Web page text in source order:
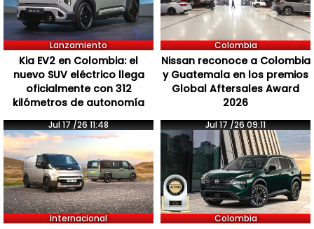
Lanzamiento
Kia EV2 en Colombia: el
nuevo SUV eléctrico llega
oficialmente con 312
kilómetros de autonomía
Colombia
Nissan reconoce a Colombia
y Guatemala en los premios
Global Aftersales Award
2026
Jul 17 /26 11:48
Internacional
Jul 17 /26 09:11
Colombia